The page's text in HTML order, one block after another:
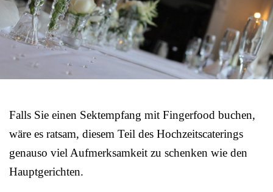
Falls Sie einen Sektempfang mit Fingerfood buchen,
wäre es ratsam, diesem Teil des Hochzeitscaterings
genauso viel Aufmerksamkeit zu schenken wie den
Hauptgerichten.